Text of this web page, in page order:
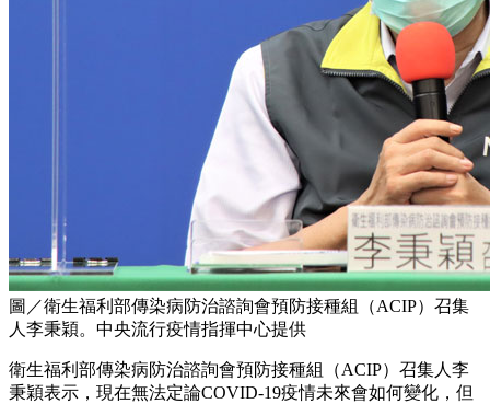
圖／衛生福利部傳染病防治諮詢會預防接種組（ACIP）召集
人李秉穎。中央流行疫情指揮中心提供
衛生福利部傳染病防治諮詢會預防接種組（ACIP）召集人李
秉穎表示，現在無法定論COVID-19疫情未來會如何變化，但